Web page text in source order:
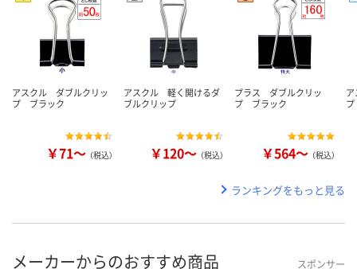
アスクル ダブルクリッ
プ ブラック
￥71～ （税込）
アスクル 軽く開けるダ
ブルクリップ
￥120～ （税込）
プラス ダブルクリッ
プ ブラック
￥564～ （税込）
ランキングをもっと見る
メーカーからのおすすめ商品 スポンサー